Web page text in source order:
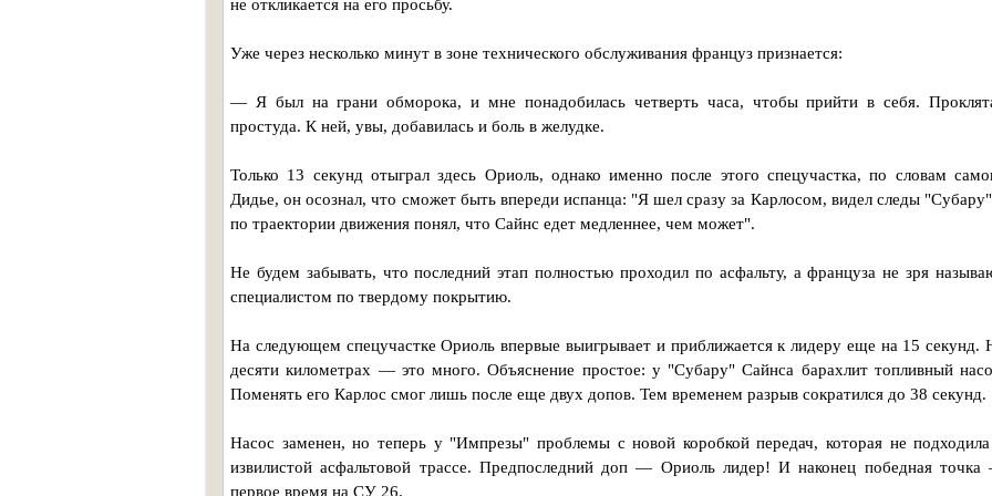
не откликается на его просьбу.
Уже через несколько минут в зоне технического обслуживания француз признается:
— Я был на грани обморока, и мне понадобилась четверть часа, чтобы прийти в себя.
простуда. К ней, увы, добавилась и боль в желудке.
Только 13 секунд отыграл здесь Ориоль, однако именно после этого спецучастка, по словам
Дидье, он осознал, что сможет быть впереди испанца: "Я шел сразу за Карлосом, видел следы
по траектории движения понял, что Сайнс едет медленнее, чем может".
Не будем забывать, что последний этап полностью проходил по асфальту, а француза не зря
специалистом по твердому покрытию.
На следующем спецучастке Ориоль впервые выигрывает и приближается к лидеру еще на 15 секунд.
десяти километрах — это много. Объяснение простое: у "Субару" Сайнса барахлит топливный
Поменять его Карлос смог лишь после еще двух допов. Тем временем разрыв сократился до 38 секунд.
Насос заменен, но теперь у "Импрезы" проблемы с новой коробкой передач, которая не
извилистой асфальтовой трассе. Предпоследний доп — Ориоль лидер! И наконец победная
первое время на СУ 26.